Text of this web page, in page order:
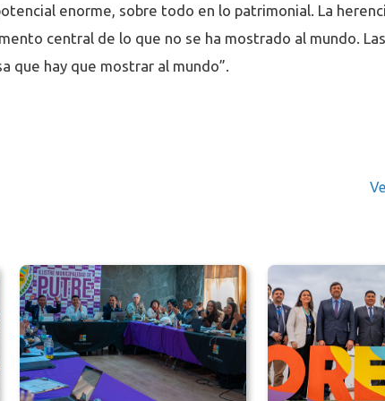
enorme, sobre todo en lo patrimonial. La
central de lo que no se ha mostrado al mundo.
que hay que mostrar al mundo”.